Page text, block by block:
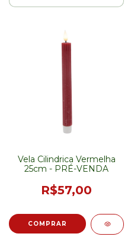
Vela Cilindrica Vermelha
25cm - PRÉ-VENDA
R$57,00